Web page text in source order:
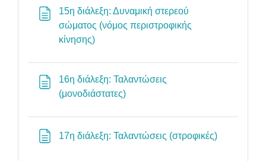
15η διάλεξη: Δυναμική στερεού
σώματος (νόμος περιστροφικής
κίνησης)Σελίδα
16η διάλεξη: Ταλαντώσεις
(μονοδιάστατες)Σελίδα
17η διάλεξη: Ταλαντώσεις (στροφικές)Σελίδα